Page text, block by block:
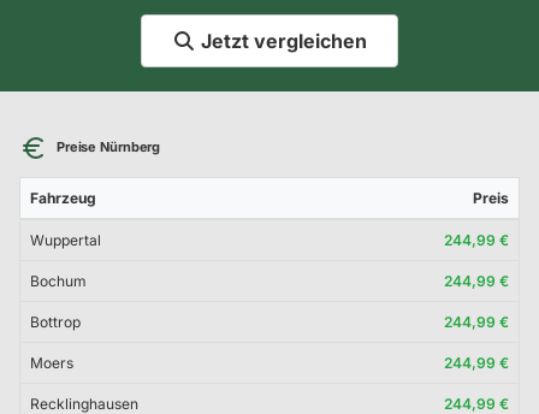
Jetzt vergleichen
Preise Nürnberg
Fahrzeug Preis
Wuppertal 244,99 €
Bochum 244,99 €
Bottrop 244,99 €
Moers 244,99 €
Recklinghausen 244,99 €